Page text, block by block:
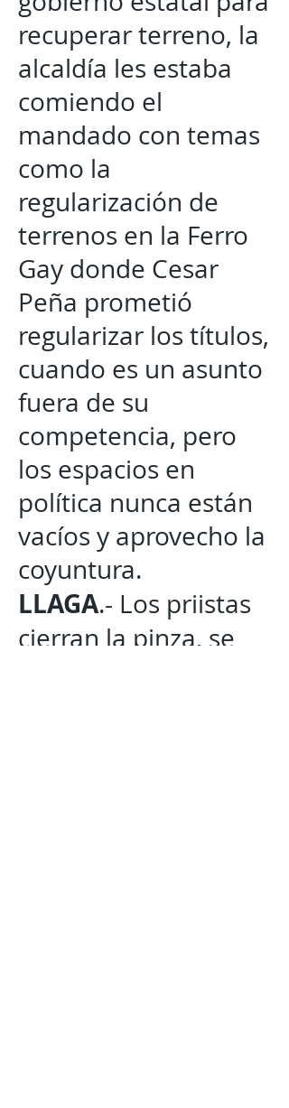
recuperar terreno, la
alcaldía les estaba
comiendo el
mandado con temas
como la
regularización de
terrenos en la Ferro
Gay donde Cesar
Peña prometió
regularizar los títulos,
cuando es un asunto
fuera de su
competencia, pero
los espacios en
política nunca están
vacíos y aprovecho la
coyuntura.
LLAGA.- Los priistas
cierran la pinza, se